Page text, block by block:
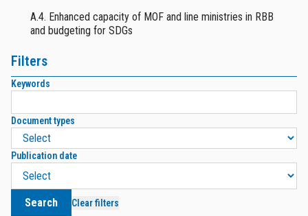
A.4. Enhanced capacity of MOF and line ministries in RBB
and budgeting for SDGs
Filters
Keywords
Document types
Publication date
Search Clear filters